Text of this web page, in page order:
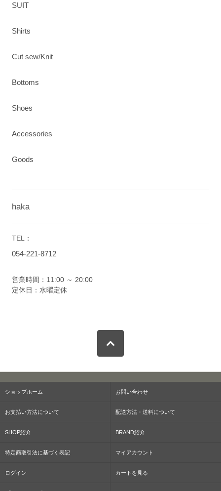
SUIT
Shirts
Cut sew/Knit
Bottoms
Shoes
Accessories
Goods
haka
TEL：
054-221-8712
営業時間：11:00 ～ 20:00
定休日：水曜定休
ショップホーム お問い合わせ
お支払い方法について 配送方法・送料について
SHOP紹介 BRAND紹介
特定商取引法に基づく表記 マイアカウント
ログイン カートを見る